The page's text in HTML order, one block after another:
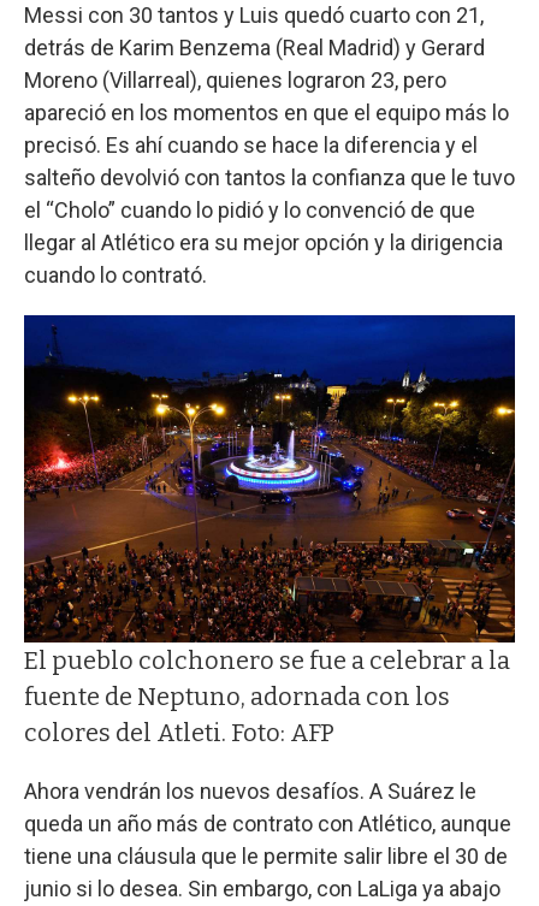
Messi con 30 tantos y Luis quedó cuarto con 21,
detrás de Karim Benzema (Real Madrid) y Gerard
Moreno (Villarreal), quienes lograron 23, pero
apareció en los momentos en que el equipo más lo
precisó. Es ahí cuando se hace la diferencia y el
salteño devolvió con tantos la confianza que le tuvo
el “Cholo” cuando lo pidió y lo convenció de que
llegar al Atlético era su mejor opción y la dirigencia
cuando lo contrató.
El pueblo colchonero se fue a celebrar a la
fuente de Neptuno, adornada con los
colores del Atleti. Foto: AFP
Ahora vendrán los nuevos desafíos. A Suárez le
queda un año más de contrato con Atlético, aunque
tiene una cláusula que le permite salir libre el 30 de
junio si lo desea. Sin embargo, con LaLiga ya abajo